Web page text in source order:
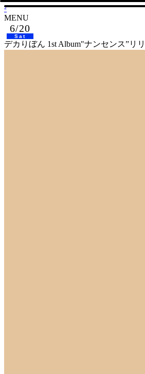
²
MENU
6/20
Sat
デカりぼん 1st Album"ナンセンス”リ